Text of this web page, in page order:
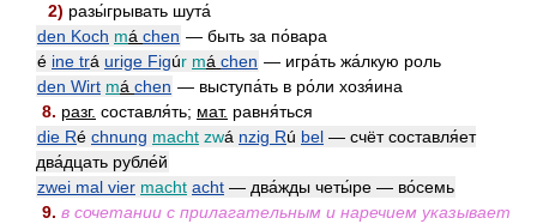
2) разы́грывать шута́
den Koch má chen — быть за по́вара
é ine trá urige Figúr má chen — игра́ть жа́лкую роль
den Wirt má chen — выступа́ть в ро́ли хозя́ина
8. разг. составля́ть; мат. равня́ться
die Ré chnung macht zwá nzig Rú bel — счёт составля́ет
два́дцать рубле́й
zwei mal vier macht acht — два́жды четы́ре — во́семь
9. в сочетании с прилагательным и наречием указывает